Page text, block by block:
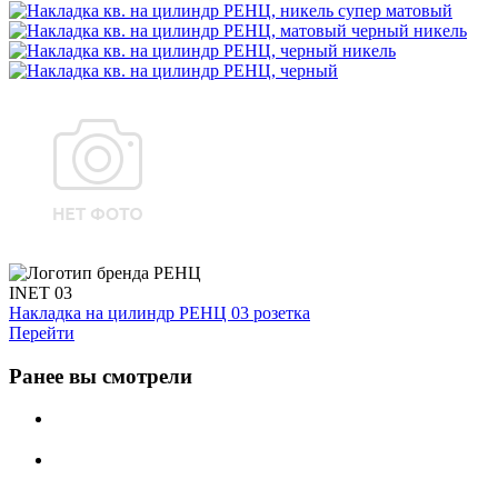
INET 03
Накладка на цилиндр РЕНЦ 03 розетка
Перейти
Ранее вы смотрели